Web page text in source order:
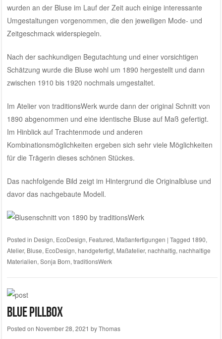
wurden an der Bluse im Lauf der Zeit auch einige interessante
Umgestaltungen vorgenommen, die den jeweiligen Mode- und
Zeitgeschmack widerspiegeln.
Nach der sachkundigen Begutachtung und einer vorsichtigen
Schätzung wurde die Bluse wohl um 1890 hergestellt und dann
zwischen 1910 bis 1920 nochmals umgestaltet.
Im Atelier von traditionsWerk wurde dann der original Schnitt von
1890 abgenommen und eine identische Bluse auf Maß gefertigt.
Im Hinblick auf Trachtenmode und anderen
Kombinationsmöglichkeiten ergeben sich sehr viele Möglichkeiten
für die Trägerin dieses schönen Stückes.
Das nachfolgende Bild zeigt im Hintergrund die Originalbluse und
davor das nachgebaute Modell.
Posted in Design, EcoDesign, Featured, Maßanfertigungen | Tagged 1890,
Atelier, Bluse, EcoDesign, handgefertigt, Maßatelier, nachhaltig, nachhaltige
Materialien, Sonja Born, traditionsWerk
Blue Pillbox
Posted on November 28, 2021 byThomas